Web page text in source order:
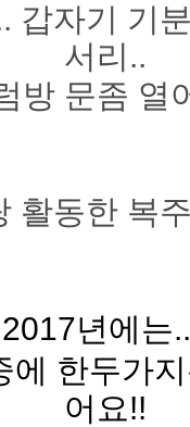
갑자기 기
서리..
방 문좀 열
활동한 복
​2017년에는
에 한두가
어요!!